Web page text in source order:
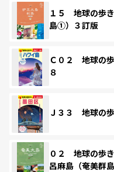
１５ 地球の歩
島①）３訂版
Ｃ０２ 地球の
８
Ｊ３３ 地球の
０２ 地球の
呂麻島（奄美群